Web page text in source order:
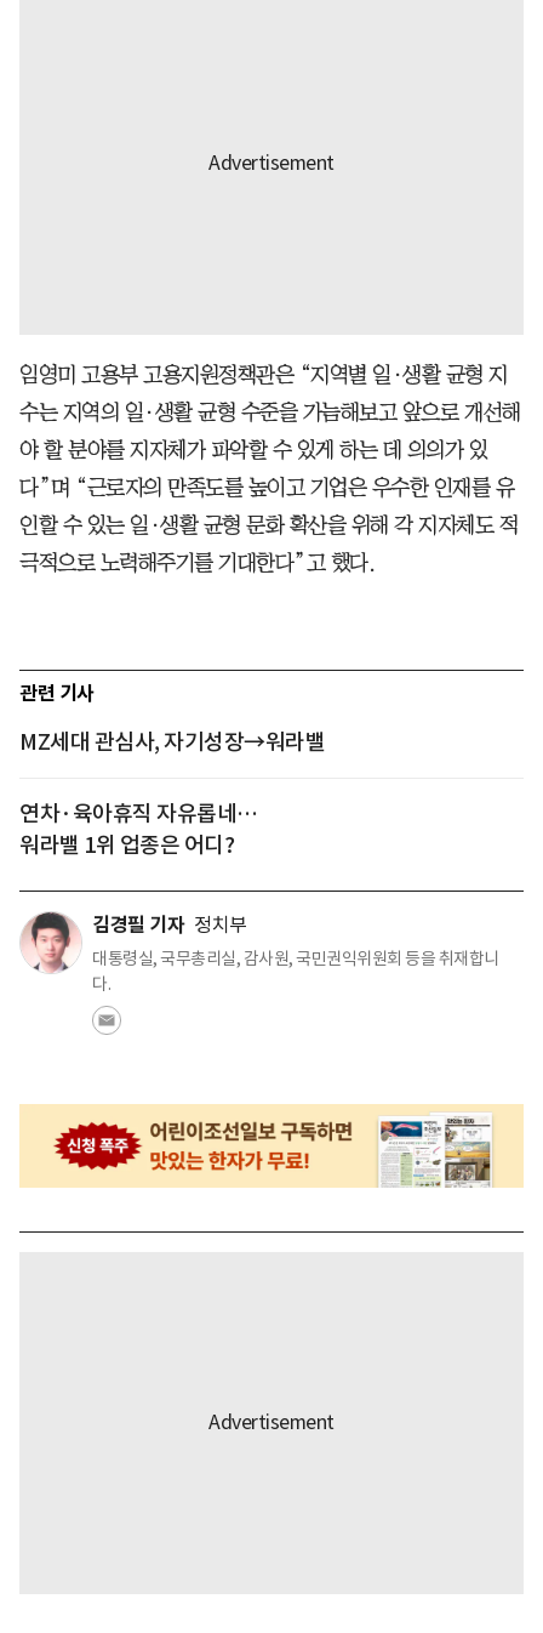
임영미 고용부 고용지원정책관은 “지역별 일·생활 균형 지
수는 지역의 일·생활 균형 수준을 가늠해보고 앞으로 개선해
야 할 분야를 지자체가 파악할 수 있게 하는 데 의의가 있
다”며 “근로자의 만족도를 높이고 기업은 우수한 인재를 유
인할 수 있는 일·생활 균형 문화 확산을 위해 각 지자체도 적
극적으로 노력해주기를 기대한다”고 했다.
관련 기사
MZ세대 관심사, 자기성장→워라밸
연차·육아휴직 자유롭네…
워라밸 1위 업종은 어디?
김경필 기자 정치부
대통령실, 국무총리실, 감사원, 국민권익위원회 등을 취재합니
다.